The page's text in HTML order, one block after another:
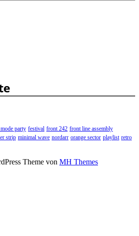
party festival front 242 front line assembly
strip minimal wave nordarr orange sector playlist retro
Theme von MH Themes